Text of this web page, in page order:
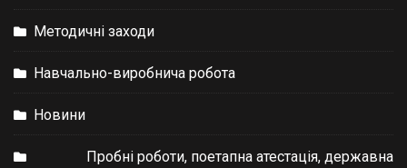
Методичні заходи
Навчально-виробнича робота
Новини
Пробні роботи, поетапна атестація, державна